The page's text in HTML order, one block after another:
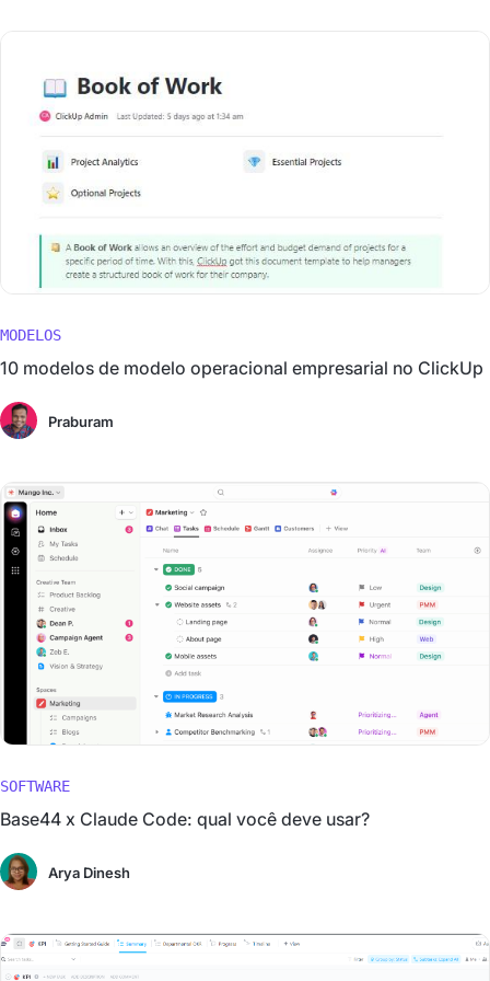
MODELOS
10 modelos de modelo operacional empresarial no ClickUp
Praburam
SOFTWARE
Base44 x Claude Code: qual você deve usar?
Arya Dinesh